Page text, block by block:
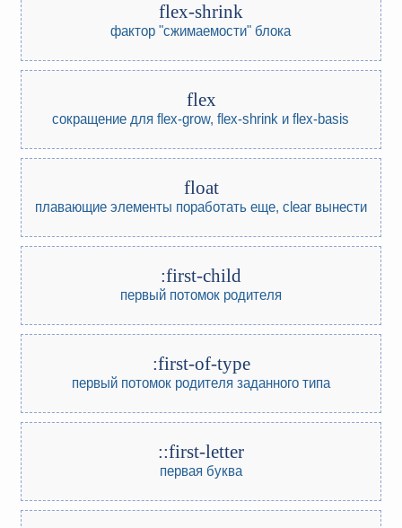
flex-shrink
фактор "сжимаемости" блока
flex
сокращение для flex-grow, flex-shrink и flex-basis
float
плавающие элементы поработать еще, clear вынести
:first-child
первый потомок родителя
:first-of-type
первый потомок родителя заданного типа
::first-letter
первая буква